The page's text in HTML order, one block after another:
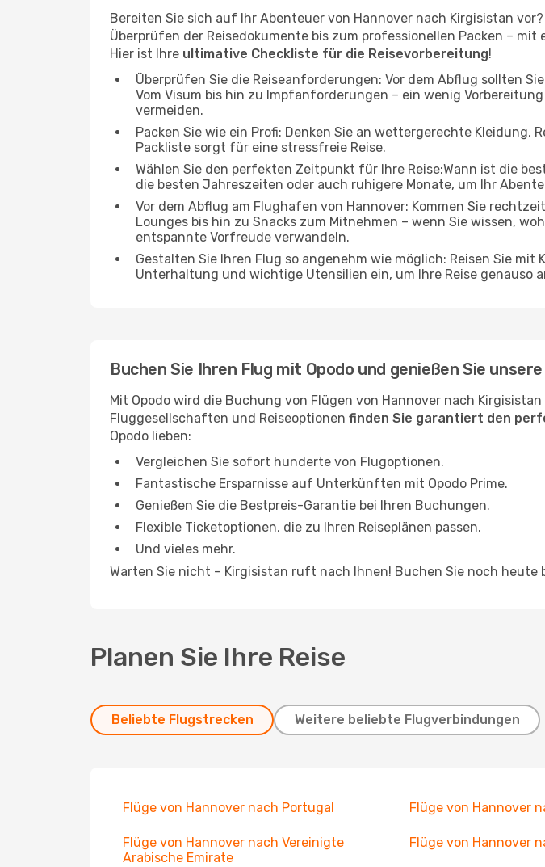
Bereiten Sie sich auf Ihr Abenteuer von Hannover nach Kirgisistan
Überprüfen der Reisedokumente bis zum professionellen Packen –
Hier ist Ihre ultimative Checkliste für die Reisevorbereitung!
Überprüfen Sie die Reiseanforderungen: Vor dem Abflug sollten
Vom Visum bis hin zu Impfanforderungen – ein wenig
vermeiden.
Packen Sie wie ein Profi: Denken Sie an wettergerechte
Packliste sorgt für eine stressfreie Reise.
Wählen Sie den perfekten Zeitpunkt für Ihre Reise:Wann ist die
die besten Jahreszeiten oder auch ruhigere Monate, um Ihr
Vor dem Abflug am Flughafen von Hannover: Kommen Sie
Lounges bis hin zu Snacks zum Mitnehmen – wenn Sie wissen,
entspannte Vorfreude verwandeln.
Gestalten Sie Ihren Flug so angenehm wie möglich: Reisen Sie
Unterhaltung und wichtige Utensilien ein, um Ihre Reise genauso
Buchen Sie Ihren Flug mit Opodo und genießen Sie
Mit Opodo wird die Buchung von Flügen von Hannover nach
Fluggesellschaften und Reiseoptionen finden Sie garantiert den
Opodo lieben:
Vergleichen Sie sofort hunderte von Flugoptionen.
Fantastische Ersparnisse auf Unterkünften mit Opodo Prime.
Genießen Sie die Bestpreis-Garantie bei Ihren Buchungen.
Flexible Ticketoptionen, die zu Ihren Reiseplänen passen.
Und vieles mehr.
Warten Sie nicht – Kirgisistan ruft nach Ihnen! Buchen Sie noch heute
Planen Sie Ihre Reise
Beliebte Flugstrecken Weitere beliebte Flugverbindungen
Flüge von Hannover nach Portugal Flüge von Hannover
Flüge von Hannover nach Vereinigte
Arabische Emirate
Flüge von Hannover